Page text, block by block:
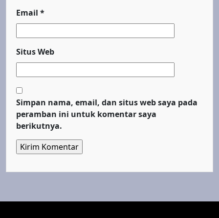
Email *
Situs Web
Simpan nama, email, dan situs web saya pada
peramban ini untuk komentar saya
berikutnya.